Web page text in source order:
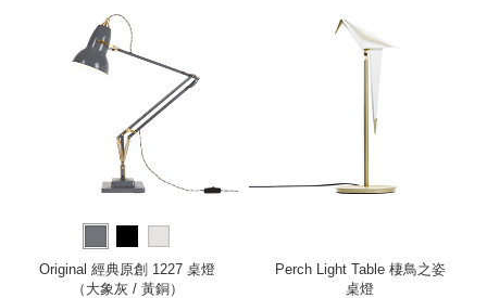
Original 經典原創 1227 桌燈
（大象灰 / 黃銅）
Perch Light Table 棲鳥之姿
桌燈